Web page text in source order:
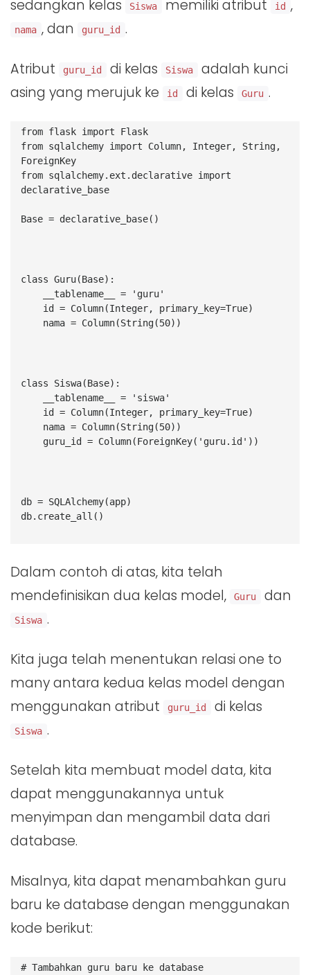
sedangkan kelas Siswa memiliki atribut id ,
nama , dan guru_id .
Atribut guru_id di kelas Siswa
adalah kunci
asing yang merujuk ke
id di kelas Guru .
from flask import Flask
from sqlalchemy import Column, Integer, String,
ForeignKey
from sqlalchemy.ext.declarative import
declarative_base
Base = declarative_base()
class Guru(Base):
    __tablename__ = 'guru'
    id = Column(Integer, primary_key=True)
    nama = Column(String(50))
class Siswa(Base):
    __tablename__ = 'siswa'
    id = Column(Integer, primary_key=True)
    nama = Column(String(50))
    guru_id = Column(ForeignKey('guru.id'))
db = SQLAlchemy(app)
db.create_all()
Dalam contoh di atas, kita telah
mendefinisikan dua kelas model,
Guru dan
Siswa .
Kita juga telah menentukan relasi one to
many antara kedua kelas model dengan
menggunakan atribut
guru_id di kelas
Siswa .
Setelah kita membuat model data, kita
dapat menggunakannya untuk
menyimpan dan mengambil data dari
database.
Misalnya, kita dapat menambahkan guru
baru ke database dengan menggunakan
kode berikut:
# Tambahkan guru baru ke database